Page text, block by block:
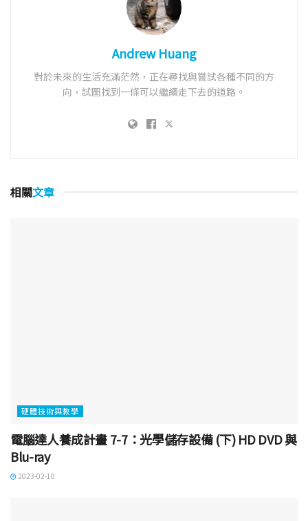
Andrew Huang
對於未來的生活充滿茫然，正在尋找與嘗試各種不同的方
向，試圖找到一條可以繼續走下去的道路。
相關文章
硬體技術與教學
電腦達人養成計畫 7-7：光學儲存設備 (下) HD DVD 與
Blu-ray
2023-02-10